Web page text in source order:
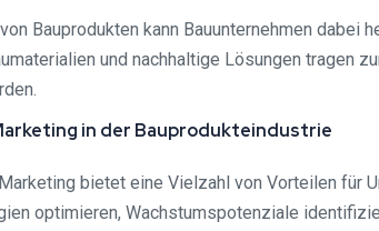
Bauprodukten kann Bauunternehmen dabei
und nachhaltige Lösungen tragen
in der Bauprodukteindustrie
bietet eine Vielzahl von Vorteilen für
optimieren, Wachstumspotenziale